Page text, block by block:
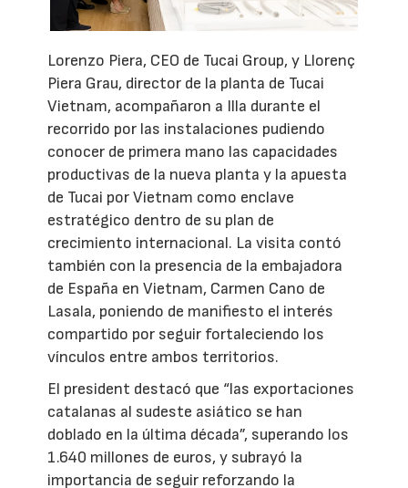
Lorenzo Piera, CEO de Tucai Group, y Llorenç
Piera Grau, director de la planta de Tucai
Vietnam, acompañaron a Illa durante el
recorrido por las instalaciones pudiendo
conocer de primera mano las capacidades
productivas de la nueva planta y la apuesta
de Tucai por Vietnam como enclave
estratégico dentro de su plan de
crecimiento internacional. La visita contó
también con la presencia de la embajadora
de España en Vietnam, Carmen Cano de
Lasala, poniendo de manifiesto el interés
compartido por seguir fortaleciendo los
vínculos entre ambos territorios.
El president destacó que “las exportaciones
catalanas al sudeste asiático se han
doblado en la última década”, superando los
1.640 millones de euros, y subrayó la
importancia de seguir reforzando la